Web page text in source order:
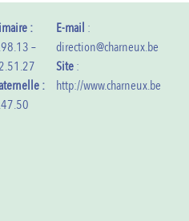
:
–
:
E-mail :
direction@charneux.be
Site:
http://www.charneux.be